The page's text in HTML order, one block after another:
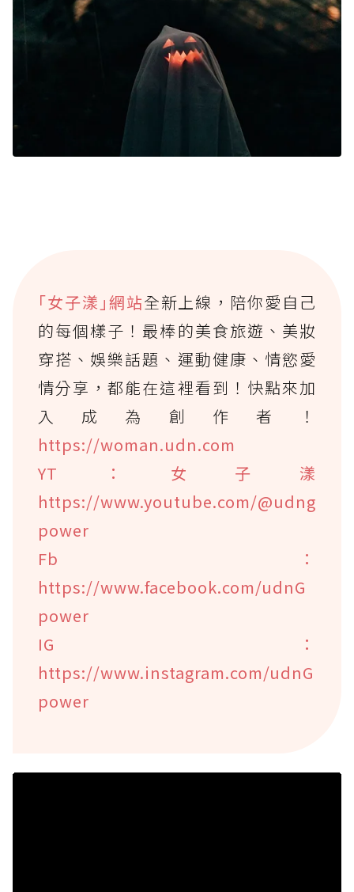
｢女子漾｣網站全新上線，陪你愛自己
的每個樣子！最棒的美食旅遊、美妝
穿搭、娛樂話題、運動健康、情慾愛
情分享，都能在這裡看到！快點來加
入成為創作者！
https://woman.udn.com
YT：女子漾
https://www.youtube.com/@udng
power
Fb：
https://www.facebook.com/udnG
power
IG：
https://www.instagram.com/udnG
power